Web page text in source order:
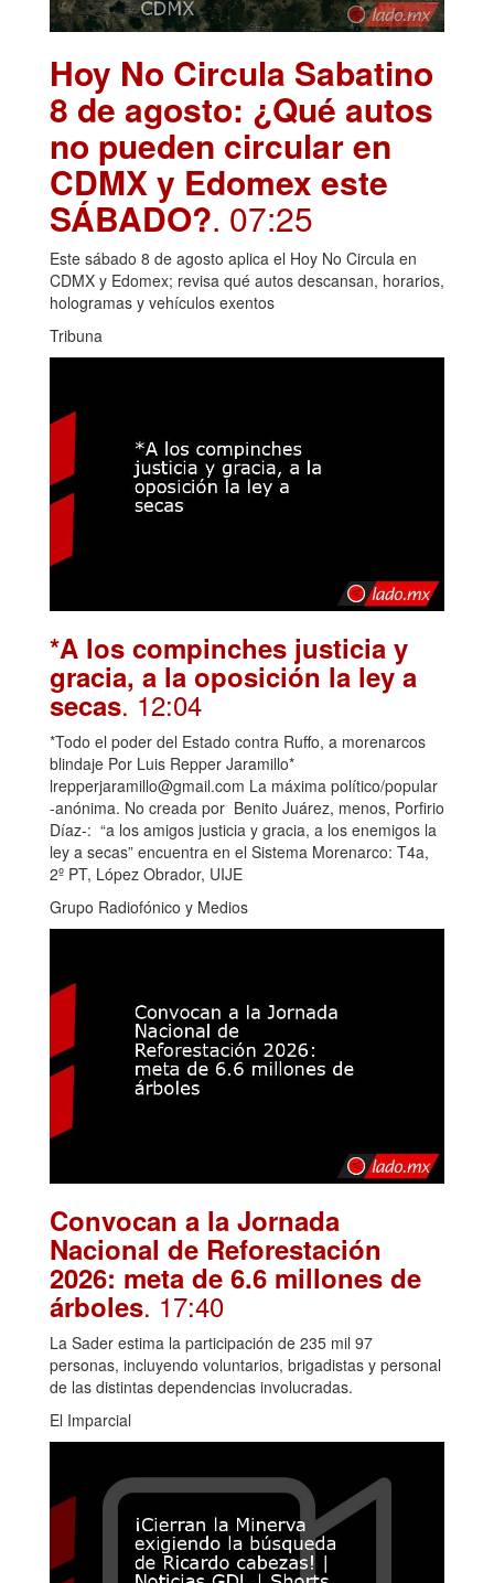
Hoy No Circula Sabatino
8 de agosto: ¿Qué autos
no pueden circular en
CDMX y Edomex este
SÁBADO?. 07:25
Este sábado 8 de agosto aplica el Hoy No Circula en
CDMX y Edomex; revisa qué autos descansan, horarios,
hologramas y vehículos exentos
Tribuna
*A los compinches justicia y
gracia, a la oposición la ley a
secas. 12:04
*Todo el poder del Estado contra Ruffo, a morenarcos
blindaje Por Luis Repper Jaramillo*
lrepperjaramillo@gmail.com La máxima político/popular
-anónima. No creada por Benito Juárez, menos, Porfirio
Díaz-: “a los amigos justicia y gracia, a los enemigos la
ley a secas” encuentra en el Sistema Morenarco: T4a,
2º PT, López Obrador, UIJE
Grupo Radiofónico y Medios
Convocan a la Jornada
Nacional de Reforestación
2026: meta de 6.6 millones de
árboles. 17:40
La Sader estima la participación de 235 mil 97
personas, incluyendo voluntarios, brigadistas y personal
de las distintas dependencias involucradas.
El Imparcial